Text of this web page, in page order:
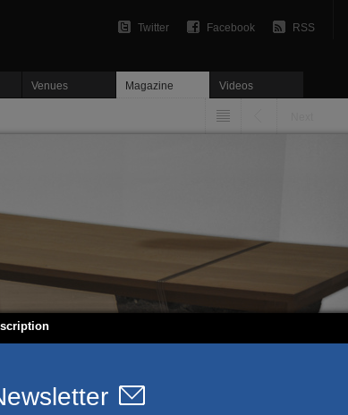
RSS
Facebook
Twitter
Venues Magazine Videos